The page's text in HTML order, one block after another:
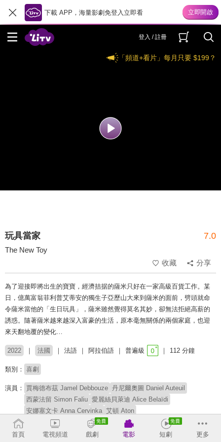
下載 APP，海量影劇免登入立即看
登入 / 註冊
「頻道+看片」每月只要 $199？
玩具當家 7.0
The New Toy
收藏
分享
為了迎接即將出生的寶寶，經濟拮据的薩米只好在一家高級百貨工作。某
日，億萬富翁菲利普艾蒂安的獨生子亞歷山大來到薩米的面前，劈頭就命
令薩米當他的「生日玩具」，薩米雖然覺得莫名其妙，卻無法拒絕高薪的
誘惑。隨著薩米越來越深入富豪的生活，原本毫無關係的兩個家庭，也迎
來天翻地覆的變化…
2022 法國 法語 阿拉伯語 普遍級 112 分鐘
類別： 喜劇
演員： 賈梅德布茲 Jamel Debbouze 丹尼爾奧圖 Daniel Auteuil
西蒙法留 Simon Faliu 愛麗絲貝萊迪 Alice Belaïdi
安娜塞文卡 Anna Cervinka 艾頓 Aton
羅蘭聖傑哈 Laurent Saint-Gérard
薩利姆基薩里 Salim Kissari
露西雅桑切斯 Lucia Sanchez
瑞度漢加尼 Redouanne Harjane
首頁 電視頻道 戲劇 電影 短劇 更多